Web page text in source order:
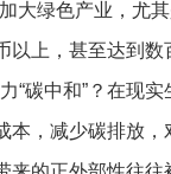
大绿色产业，尤
上，甚至达到数
“碳中和”？在现
本，减少碳排放